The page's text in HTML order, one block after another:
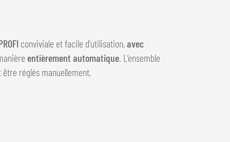
conviviale et facile d'utilisation,avec
entièrement automatique. L’ensemble
réglés manuellement.